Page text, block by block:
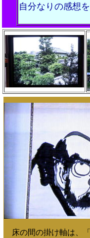
自分なりの感想
床の間の掛け軸は、